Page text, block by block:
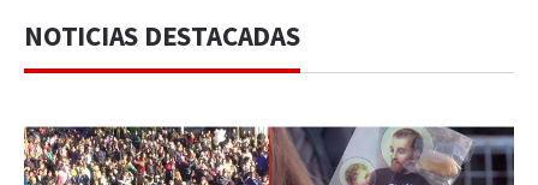
NOTICIAS DESTACADAS